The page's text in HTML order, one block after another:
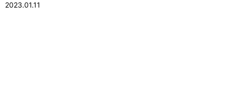
2023.01.11